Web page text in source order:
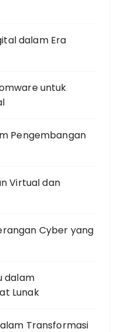
dalam Era
untuk
Pengembangan
Virtual dan
Cyber yang
dalam
Lunak
Transformasi